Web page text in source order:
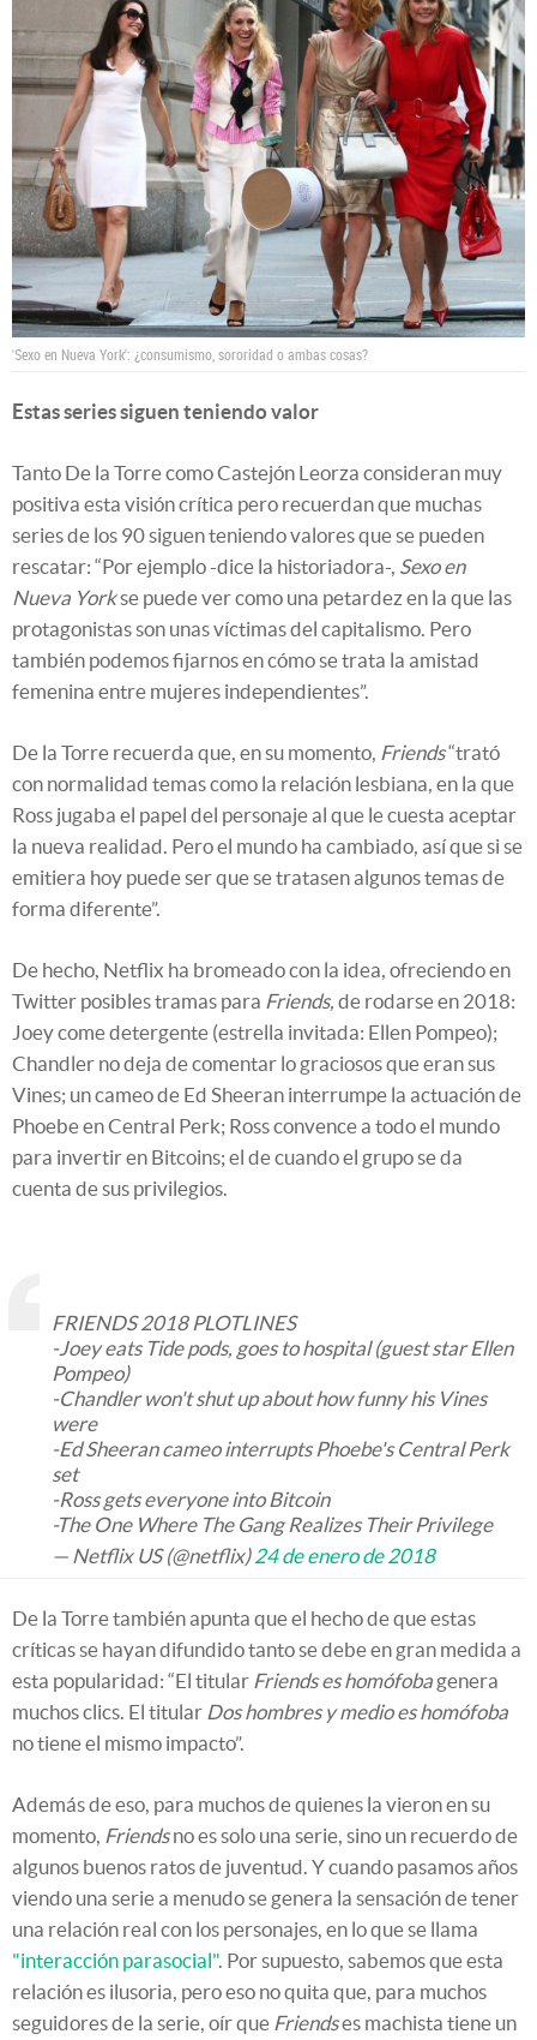
'Sexo en Nueva York': ¿consumismo, sororidad o ambas cosas?
Estas series siguen teniendo valor
Tanto De la Torre como Castejón Leorza consideran muy
positiva esta visión crítica pero recuerdan que muchas
series de los 90 siguen teniendo valores que se pueden
rescatar: “Por ejemplo -dice la historiadora-, Sexo en
Nueva Yorkse puede ver como una petardez en la que las
protagonistas son unas víctimas del capitalismo. Pero
también podemos fijarnos en cómo se trata la amistad
femenina entre mujeres independientes”.
De la Torre recuerda que, en su momento, Friends“trató
con normalidad temas como la relación lesbiana, en la que
Ross jugaba el papel del personaje al que le cuesta aceptar
la nueva realidad. Pero el mundo ha cambiado, así que si se
emitiera hoy puede ser que se tratasen algunos temas de
forma diferente”.
De hecho, Netflix ha bromeado con la idea, ofreciendo en
Twitter posibles tramas para Friends, de rodarse en 2018:
Joey come detergente (estrella invitada: Ellen Pompeo);
Chandler no deja de comentar lo graciosos que eran sus
Vines; un cameo de Ed Sheeran interrumpe la actuación de
Phoebe en Central Perk; Ross convence a todo el mundo
para invertir en Bitcoins; el de cuando el grupo se da
cuenta de sus privilegios.
FRIENDS 2018 PLOTLINES
-Joey eats Tide pods, goes to hospital (guest star Ellen
Pompeo)
-Chandler won't shut up about how funny his Vines
were
-Ed Sheeran cameo interrupts Phoebe's Central Perk
set
-Ross gets everyone into Bitcoin
-The One Where The Gang Realizes Their Privilege
— Netflix US (@netflix)24 de enero de 2018
De la Torre también apunta que el hecho de que estas
críticas se hayan difundido tanto se debe en gran medida a
esta popularidad: “El titular Friends es homófoba genera
muchos clics. El titular Dos hombres y medio es homófoba
no tiene el mismo impacto”.
Además de eso, para muchos de quienes la vieron en su
momento, Friendsno es solo una serie, sino un recuerdo de
algunos buenos ratos de juventud. Y cuando pasamos años
viendo una serie a menudo se genera la sensación de tener
una relación real con los personajes, en lo que se llama
"interacción parasocial". Por supuesto, sabemos que esta
relación es ilusoria, pero eso no quita que, para muchos
seguidores de la serie, oír que Friendses machista tiene un